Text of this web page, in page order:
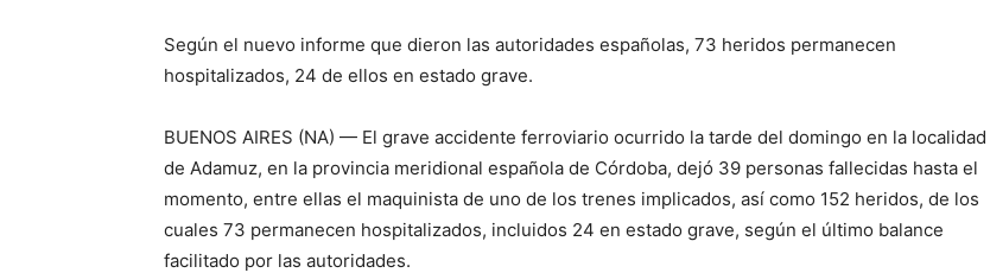
Según el nuevo informe que dieron las autoridades españolas, 73 heridos permanecen
hospitalizados, 24 de ellos en estado grave.
BUENOS AIRES (NA) — El grave accidente ferroviario ocurrido la tarde del domingo en la localidad
de Adamuz, en la provincia meridional española de Córdoba, dejó 39 personas fallecidas hasta el
momento, entre ellas el maquinista de uno de los trenes implicados, así como 152 heridos, de los
cuales 73 permanecen hospitalizados, incluidos 24 en estado grave, según el último balance
facilitado por las autoridades.